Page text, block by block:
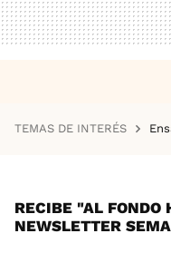
TEMAS DE INTERÉS
RECIBE "AL FONDO
NEWSLETTER